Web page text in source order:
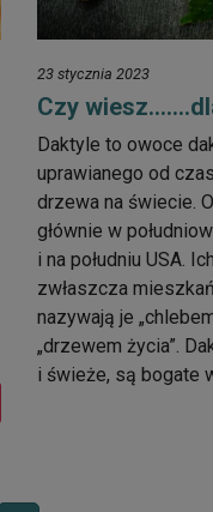
23 stycznia 2023
Czy
Daktyle to owoce
uprawianego od
drzewa na świecie.
głównie w
i na południu USA.
zwłaszcza
nazywają je
„drzewem życia”.
i świeże, są bogate